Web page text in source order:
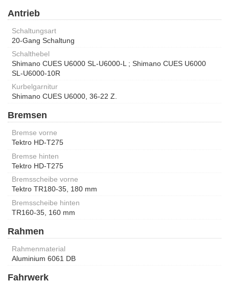
Antrieb
Schaltungsart
20-Gang Schaltung
Schalthebel
Shimano CUES U6000 SL-U6000-L ; Shimano CUES U6000
SL-U6000-10R
Kurbelgarnitur
Shimano CUES U6000, 36-22 Z.
Bremsen
Bremse vorne
Tektro HD-T275
Bremse hinten
Tektro HD-T275
Bremsscheibe vorne
Tektro TR180-35, 180 mm
Bremsscheibe hinten
TR160-35, 160 mm
Rahmen
Rahmenmaterial
Aluminium 6061 DB
Fahrwerk